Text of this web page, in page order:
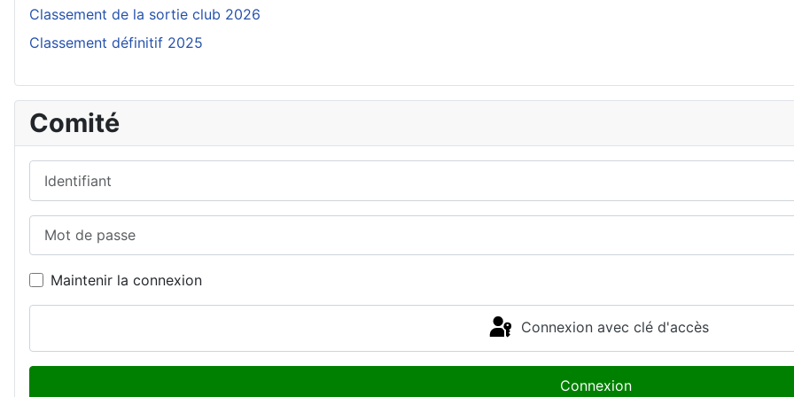
Classement de la sortie club 2026
Classement définitif 2025
Comité
Maintenir la connexion
Connexion avec clé d'accès
Connexion